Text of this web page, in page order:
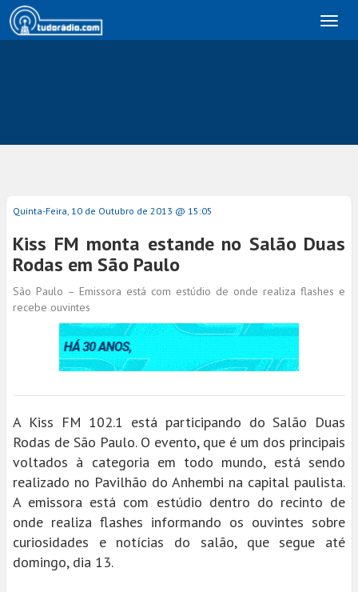
Quinta-Feira, 10 de Outubro de 2013 @ 15:05
Kiss FM monta estande no Salão Duas
Rodas em São Paulo
São Paulo – Emissora está com estúdio de onde realiza flashes e
recebe ouvintes
A Kiss FM 102.1 está participando do Salão Duas
Rodas de São Paulo. O evento, que é um dos principais
voltados à categoria em todo mundo, está sendo
realizado no Pavilhão do Anhembi na capital paulista.
A emissora está com estúdio dentro do recinto de
onde realiza flashes informando os ouvintes sobre
curiosidades e notícias do salão, que segue até
domingo, dia 13.